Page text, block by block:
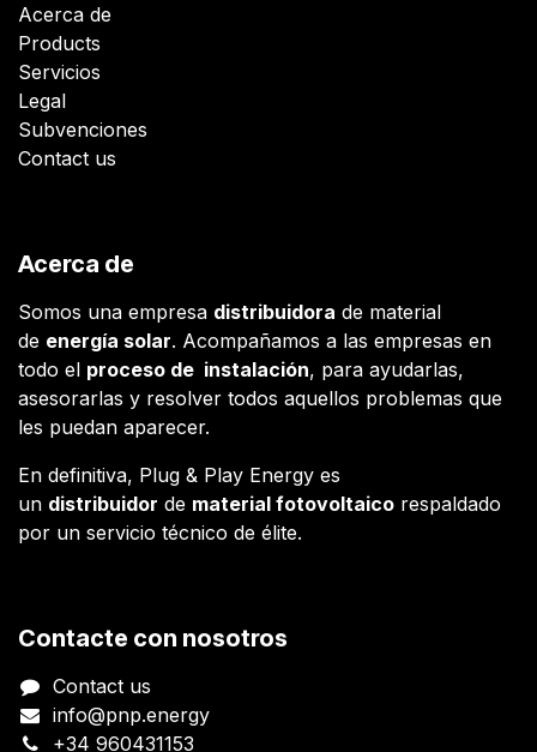
Acerca de
Products
Servicios
Legal
Subvenciones
Contact us
Acerca de
Somos una empresa distribuidora de material
de energía solar. Acompañamos a las empresas en
todo el proceso de instalación, para ayudarlas,
asesorarlas y resolver todos aquellos problemas que
les puedan aparecer.
En definitiva, Plug & Play Energy es
un distribuidor de material fotovoltaico respaldado
por un servicio técnico de élite.
Contacte con nosotros
Contact us
info@pnp.energy
+34 960431153